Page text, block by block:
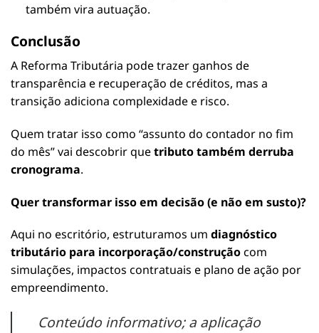
também vira autuação.
Conclusão
A Reforma Tributária pode trazer ganhos de
transparência e recuperação de créditos, mas a
transição adiciona complexidade e risco.
Quem tratar isso como “assunto do contador no fim
do mês” vai descobrir quetributo também derruba
cronograma.
Quer transformar isso em decisão (e não em susto)?
Aqui no escritório, estruturamos um diagnóstico
tributário para incorporação/construçãocom
simulações, impactos contratuais e plano de ação por
empreendimento.
Conteúdo informativo; a aplicação